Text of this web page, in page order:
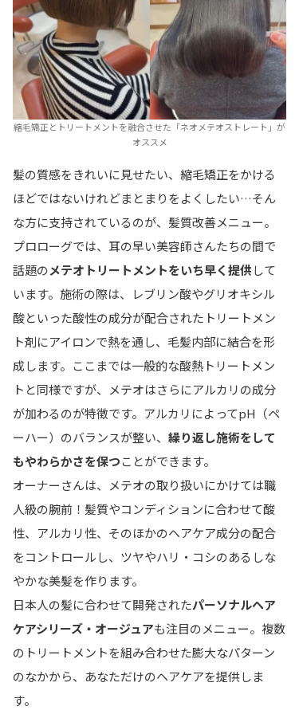
縮毛矯正とトリートメントを融合させた「ネオメテオストレート」が
オススメ
髪の質感をきれいに見せたい、縮毛矯正をかける
ほどではないけれどまとまりをよくしたい…そん
な方に支持されているのが、髪質改善メニュー。
プロローグでは、耳の早い美容師さんたちの間で
話題のメテオトリートメントをいち早く提供して
います。施術の際は、レブリン酸やグリオキシル
酸といった酸性の成分が配合されたトリートメン
ト剤にアイロンで熱を通し、毛髪内部に結合を形
成します。ここまでは一般的な酸熱トリートメン
トと同様ですが、メテオはさらにアルカリの成分
が加わるのが特徴です。アルカリによってpH（ペ
ーハー）のバランスが整い、 繰り返し施術をして
もやわらかさを保つことができます。
オーナーさんは、メテオの取り扱いにかけては職
人級の腕前！髪質やコンディションに合わせて酸
性、アルカリ性、そのほかのヘアケア成分の配合
をコントロールし、ツヤやハリ・コシのあるしな
やかな美髪を作ります。
日本人の髪に合わせて開発されたパーソナルヘア
ケアシリーズ・オージュアも注目のメニュー。複数
のトリートメントを組み合わせた膨大なパターン
のなかから、あなただけのヘアケアを提供しま
す。